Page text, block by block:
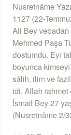
Nusretnâme
1127 (22-
Ali Bey vebadan
Mehmed Paşa
dostumdu. Eyi
boyunca
sâlih, ilim ve
idi. Allah
İsmail Bey 27
(Nusretnâme 2/